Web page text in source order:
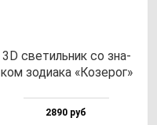
3D све­тиль­ник со зна­
ком зо­ди­ака «Козе­рог»
2890 руб